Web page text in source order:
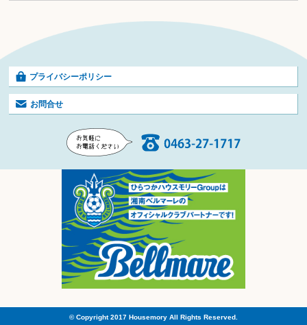
プライバシーポリシー
お問合せ
© Copyright 2017 Housemory All Rights Reserved.